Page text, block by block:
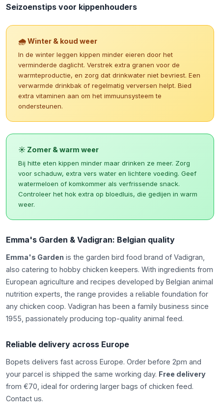
Seizoenstips voor kippenhouders
🌧️ Winter & koud weer
In de winter leggen kippen minder eieren door het
verminderde daglicht. Verstrek extra granen voor de
warmteproductie, en zorg dat drinkwater niet bevriest. Een
verwarmde drinkbak of regelmatig verversen helpt. Bied
extra vitaminen aan om het immuunsysteem te
ondersteunen.
☀️ Zomer & warm weer
Bij hitte eten kippen minder maar drinken ze meer. Zorg
voor schaduw, extra vers water en lichtere voeding. Geef
watermeloen of komkommer als verfrissende snack.
Controleer het hok extra op bloedluis, die gedijen in warm
weer.
Emma's Garden & Vadigran: Belgian quality
Emma's Garden is the garden bird food brand of Vadigran,
also catering to hobby chicken keepers. With ingredients from
European agriculture and recipes developed by Belgian animal
nutrition experts, the range provides a reliable foundation for
any chicken coop. Vadigran has been a family business since
1955, passionately producing top-quality animal feed.
Reliable delivery across Europe
Bopets delivers fast across Europe. Order before 2pm and
your parcel is shipped the same working day. Free delivery
from €70, ideal for ordering larger bags of chicken feed.
Contact us.